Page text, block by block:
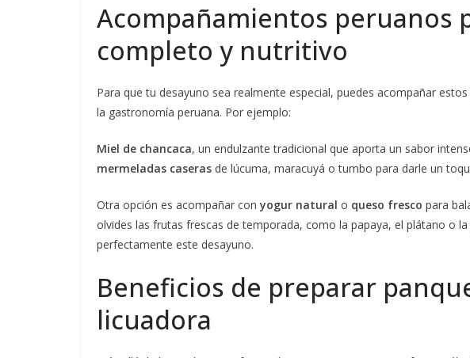
Acompañamientos peruanos
completo y nutritivo
Para que tu desayuno sea realmente especial, puedes acompañar
la gastronomía peruana. Por ejemplo:
Miel de chancaca, un endulzante tradicional que aporta un sabor
mermeladas caseras de lúcuma, maracuyá o tumbo para darle un
Otra opción es acompañar conyogur natural o queso fresco para
olvides las frutas frescas de temporada, como la papaya, el plátano o
perfectamente este desayuno.
Beneficios de preparar
licuadora